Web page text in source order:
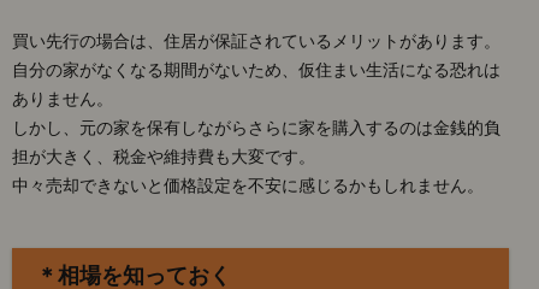
買い先行の場合は、住居が保証されているメリットがあります。
自分の家がなくなる期間がないため、仮住まい生活になる恐れは
ありません。
しかし、元の家を保有しながらさらに家を購入するのは金銭的負
担が大きく、税金や維持費も大変です。
中々売却できないと価格設定を不安に感じるかもしれません。
＊相場を知っておく